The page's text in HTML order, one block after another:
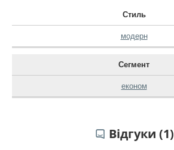
Стиль
модерн
Сегмент
економ
Відгуки (1)